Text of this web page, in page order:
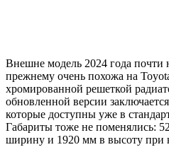
Внешне модель 2024 года почти
прежнему очень похожа на
хромированной решеткой
обновленной версии
которые доступны уже в
Габариты тоже не поменялись:
ширину и 1920 мм в высоту при